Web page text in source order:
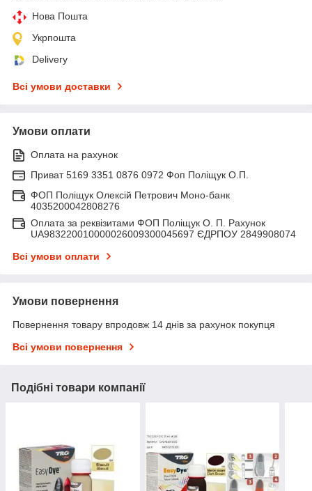
Нова Пошта
Укрпошта
Delivery
Всі умови доставки
Умови оплати
Оплата на рахунок
Приват 5169 3351 0876 0972 Фоп Поліщук О.П.
ФОП Поліщук Олексій Петрович Моно-банк
4035200042808276
Оплата за реквізитами ФОП Поліщук О. П. Рахунок
UA983220010000026009300045697 ЄДРПОУ 2849908074
Всі умови оплати
Умови повернення
Повернення товару впродовж 14 днів за рахунок покупця
Всі умови повернення
Подібні товари компанії